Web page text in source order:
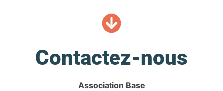
Contactez-nous
Association Base